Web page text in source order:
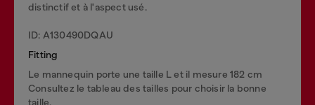
distinctif et à l'aspect usé.
ID: A130490DQAU
Fitting
Le mannequin porte une taille L et il mesure 182 cm
Consultez le tableau des tailles pour choisir la bonne
taille.